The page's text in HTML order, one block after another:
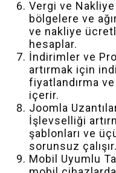
Vergi ve
bölgelere ve
ve nakliye
hesaplar.
İndirimler ve
artırmak için
fiyatlandırma
içerir.
Joomla
İşlevselliği
şablonları ve
sorunsuz çalışır.
Mobil Uyumlu